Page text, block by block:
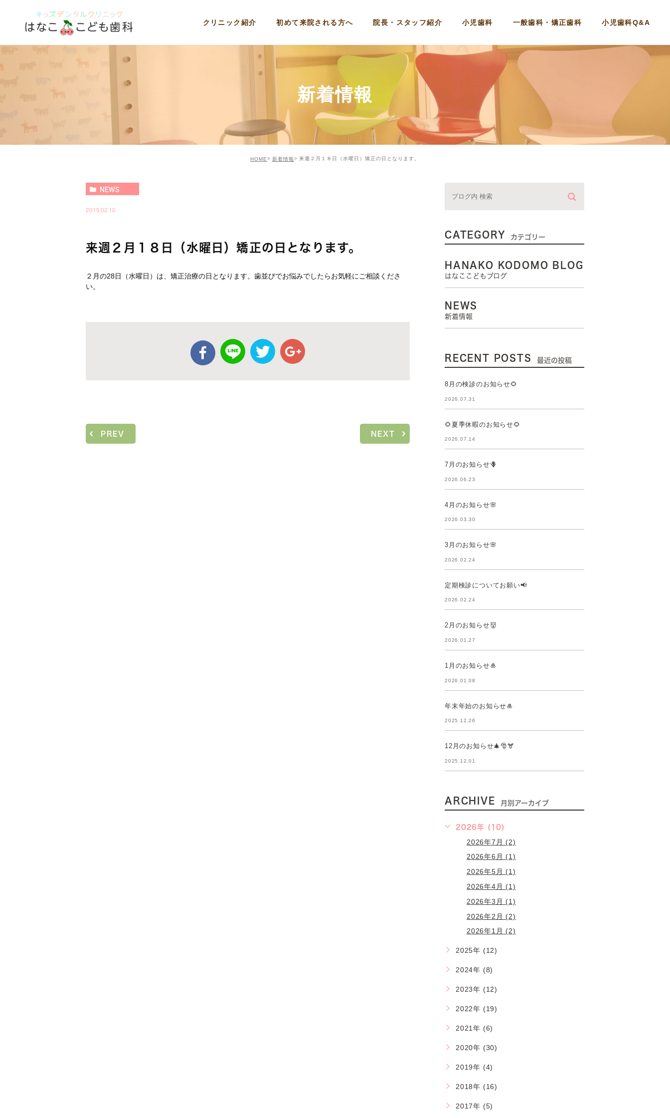
クリニック紹介 初めて来院される方へ 院長・スタッフ紹介 小児歯科 一般歯科・矯正歯科 小児歯科Q&A
新着情報
HOME 新着情報 来週２月１８日（水曜日）矯正の日となります。
NEWS
2015.02.10
来週２月１８日（水曜日）矯正の日となります。
２月の28日（水曜日）は、矯正治療の日となります。歯並びでお悩みでしたらお気軽にご相談くださ
い。
PREV NEXT
CATEGORY カテゴリー
HANAKO KODOMO BLOG
はなここどもブログ
NEWS
新着情報
RECENT POSTS 最近の投稿
8月の検診のお知らせ🌻
2026.07.31
🌻夏季休暇のお知らせ🌻
2026.07.14
7月のお知らせ🪻
2026.06.23
4月のお知らせ🌸
2026.03.30
3月のお知らせ🌸
2026.02.24
定期検診についてお願い📢
2026.02.24
2月のお知らせ👹
2026.01.27
1月のお知らせ🎍
2026.01.08
年末年始のお知らせ🎍
2025.12.26
12月のお知らせ🎄🎅🫎
2025.12.01
ARCHIVE 月別アーカイブ
2026年 (10)
2026年7月 (2)
2026年6月 (1)
2026年5月 (1)
2026年4月 (1)
2026年3月 (1)
2026年2月 (2)
2026年1月 (2)
2025年 (12)
2024年 (8)
2023年 (12)
2022年 (19)
2021年 (6)
2020年 (30)
2019年 (4)
2018年 (16)
2017年 (5)